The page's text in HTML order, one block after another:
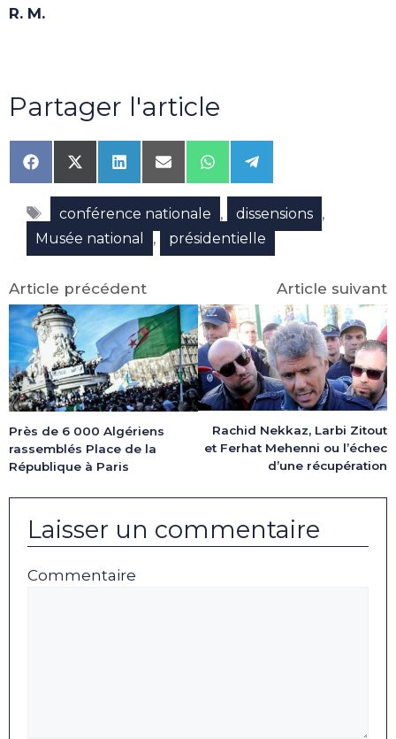
R. M.
Partager l'article
Share
on
Facebook
Share
on
X
(Twitter)
Share
on
LinkedIn
Share
on
Email
Share
on
WhatsApp
Share
on
Telegram
Étiquettes
conférence nationale , dissensions ,
Musée national , présidentielle
Article précédent
Près de 6 000 Algériens
rassemblés Place de la
République à Paris
Article suivant
Rachid Nekkaz, Larbi Zitout
et Ferhat Mehenni ou l’échec
d’une récupération
Laisser un commentaire
Commentaire